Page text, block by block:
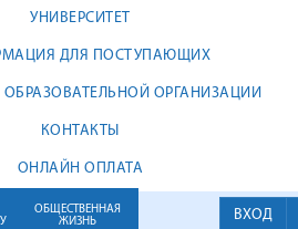
УНИВЕРСИТЕТ
ДЛЯ ПОСТУПАЮЩИХ
ОБРАЗОВАТЕЛЬНОЙ ОРГАНИЗАЦИИ
КОНТАКТЫ
ОНЛАЙН ОПЛАТА
ВХОД
ОБЩЕСТВЕННАЯ
ЖИЗНЬ